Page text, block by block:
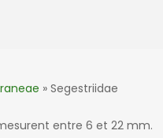
» Segestriidae
entre 6 et 22 mm.